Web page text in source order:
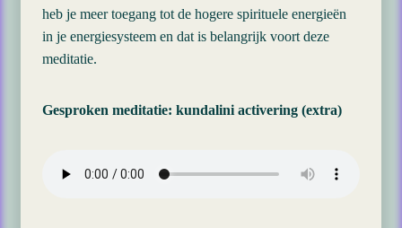
heb je meer toegang tot de hogere spirituele energieën
in je energiesysteem en dat is belangrijk voort deze
meditatie.
Gesproken meditatie: kundalini activering (extra)